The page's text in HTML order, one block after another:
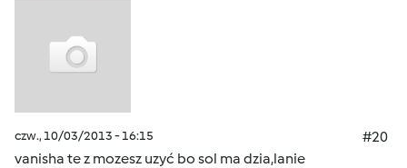
czw., 10/03/2013 - 16:15
#20
vanisha te z mozesz uzyć bo sol ma dzia,lanie